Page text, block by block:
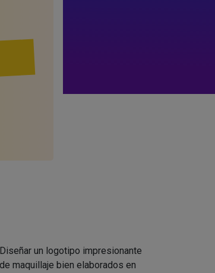
un logotipo impresionante
maquillaje bien elaborados en